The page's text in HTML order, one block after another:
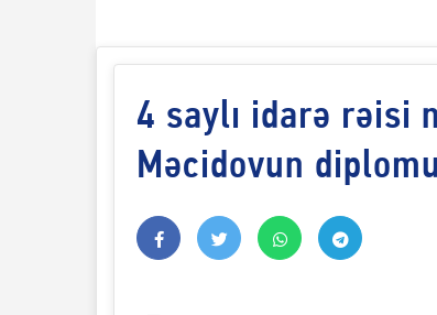
4 saylı idarə rəisi
Məcidovun